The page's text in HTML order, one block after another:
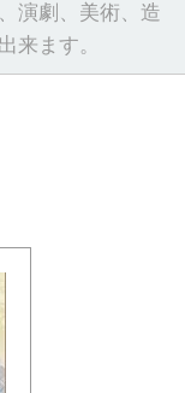
演劇、美術、造
来ます。